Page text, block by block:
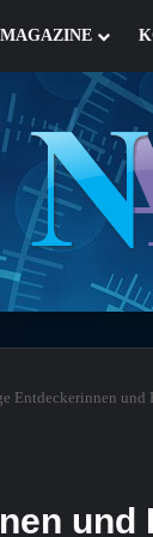
Entdeckerinnen und
und